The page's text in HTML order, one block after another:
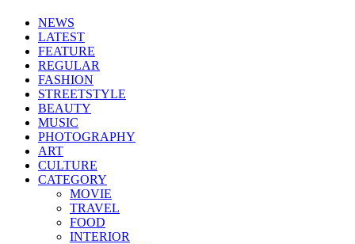
NEWS
LATEST
FEATURE
REGULAR
FASHION
STREETSTYLE
BEAUTY
MUSIC
PHOTOGRAPHY
ART
CULTURE
CATEGORY
MOVIE
TRAVEL
FOOD
INTERIOR